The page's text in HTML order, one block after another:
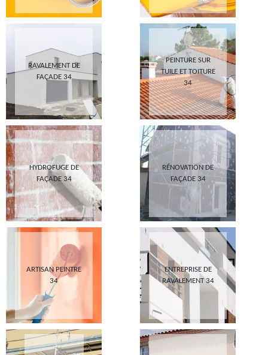
RAVALEMENT DE
FAÇADE 34
PEINTURE SUR
TUILE ET TOITURE
34
HYDROFUGE DE
FAÇADE 34
RÉNOVATION DE
FAÇADE 34
ARTISAN PEINTRE
34
ENTREPRISE DE
RAVALEMENT 34